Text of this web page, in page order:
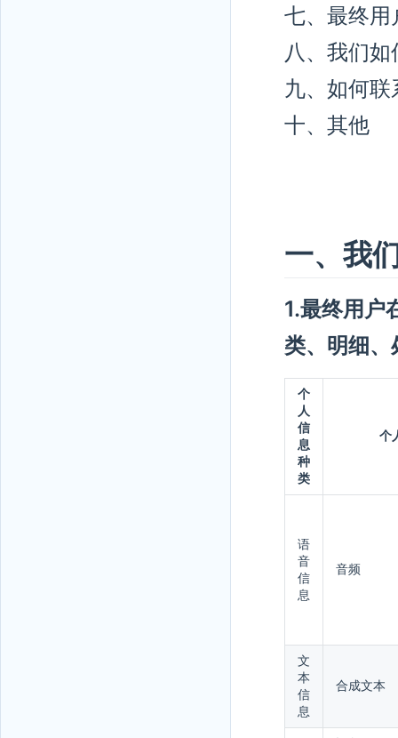
七、最终用
八、我们
九、如何联
十、其他
一、我
1.最终用户
类、明细
个
人
信
息
种
类
个
语
音
信
息
音频
文
本
信
息
合成文本